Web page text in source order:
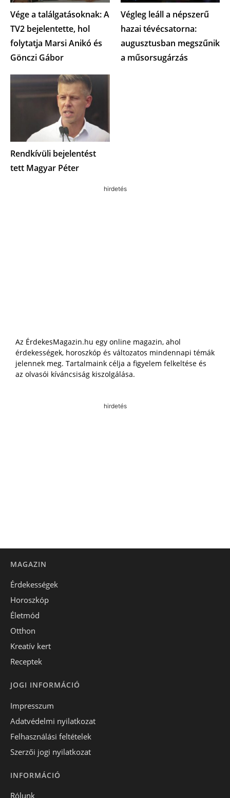
Vége a találgatásoknak: A
TV2 bejelentette, hol
folytatja Marsi Anikó és
Gönczi Gábor
Végleg leáll a népszerű
hazai tévécsatorna:
augusztusban megszűnik
a műsorsugárzás
Rendkívüli bejelentést
tett Magyar Péter
hirdetés
Az ÉrdekesMagazin.hu egy online magazin, ahol
érdekességek, horoszkóp és változatos mindennapi témák
jelennek meg. Tartalmaink célja a figyelem felkeltése és
az olvasói kíváncsiság kiszolgálása.
hirdetés
MAGAZIN
Érdekességek
Horoszkóp
Életmód
Otthon
Kreatív kert
Receptek
JOGI INFORMÁCIÓ
Impresszum
Adatvédelmi nyilatkozat
Felhasználási feltételek
Szerzői jogi nyilatkozat
INFORMÁCIÓ
Rólunk